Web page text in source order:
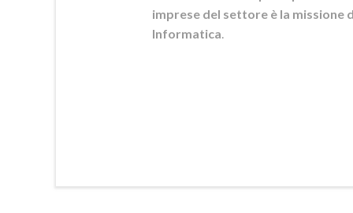
imprese del settore è la missione
Informatica